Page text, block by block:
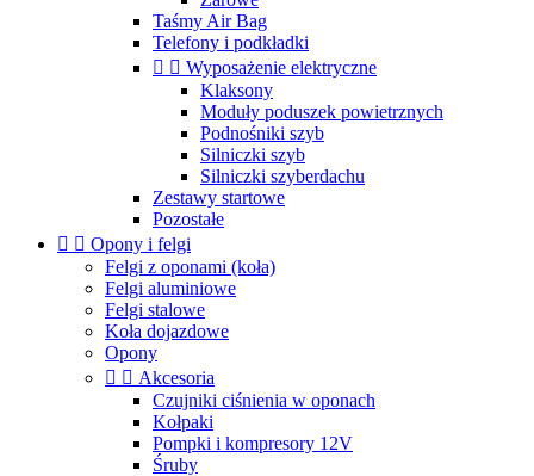
Taśmy Air Bag
Telefony i podkładki
  Wyposażenie elektryczne
Klaksony
Moduły poduszek powietrznych
Podnośniki szyb
Silniczki szyb
Silniczki szyberdachu
Zestawy startowe
Pozostałe
  Opony i felgi
Felgi z oponami (koła)
Felgi aluminiowe
Felgi stalowe
Koła dojazdowe
Opony
  Akcesoria
Czujniki ciśnienia w oponach
Kołpaki
Pompki i kompresory 12V
Śruby